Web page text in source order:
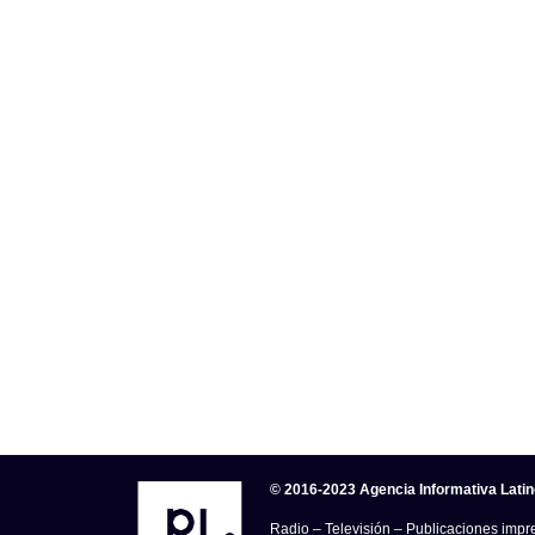
© 2016-2023 Agencia Informativa
Radio – Televisión – Publicaciones